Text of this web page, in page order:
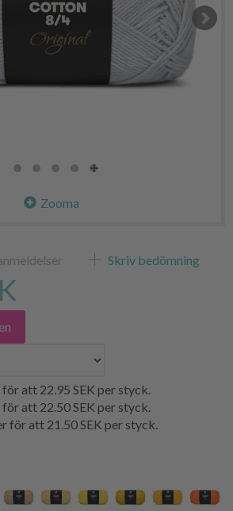
Zooma
Skriv bedömning
för att 22.95 SEK per styck.
för att 22.50 SEK per styck.
för att 21.50 SEK per styck.